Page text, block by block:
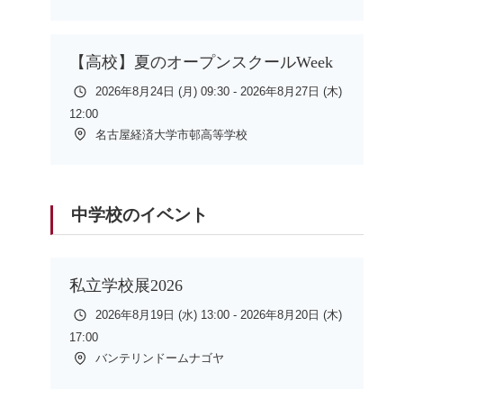
【高校】夏のオープンスクールWeek
2026年8月24日 (月) 09:30 - 2026年8月27日 (木)
12:00
名古屋経済大学市邨高等学校
中学校のイベント
私立学校展2026
2026年8月19日 (水) 13:00 - 2026年8月20日 (木)
17:00
バンテリンドームナゴヤ